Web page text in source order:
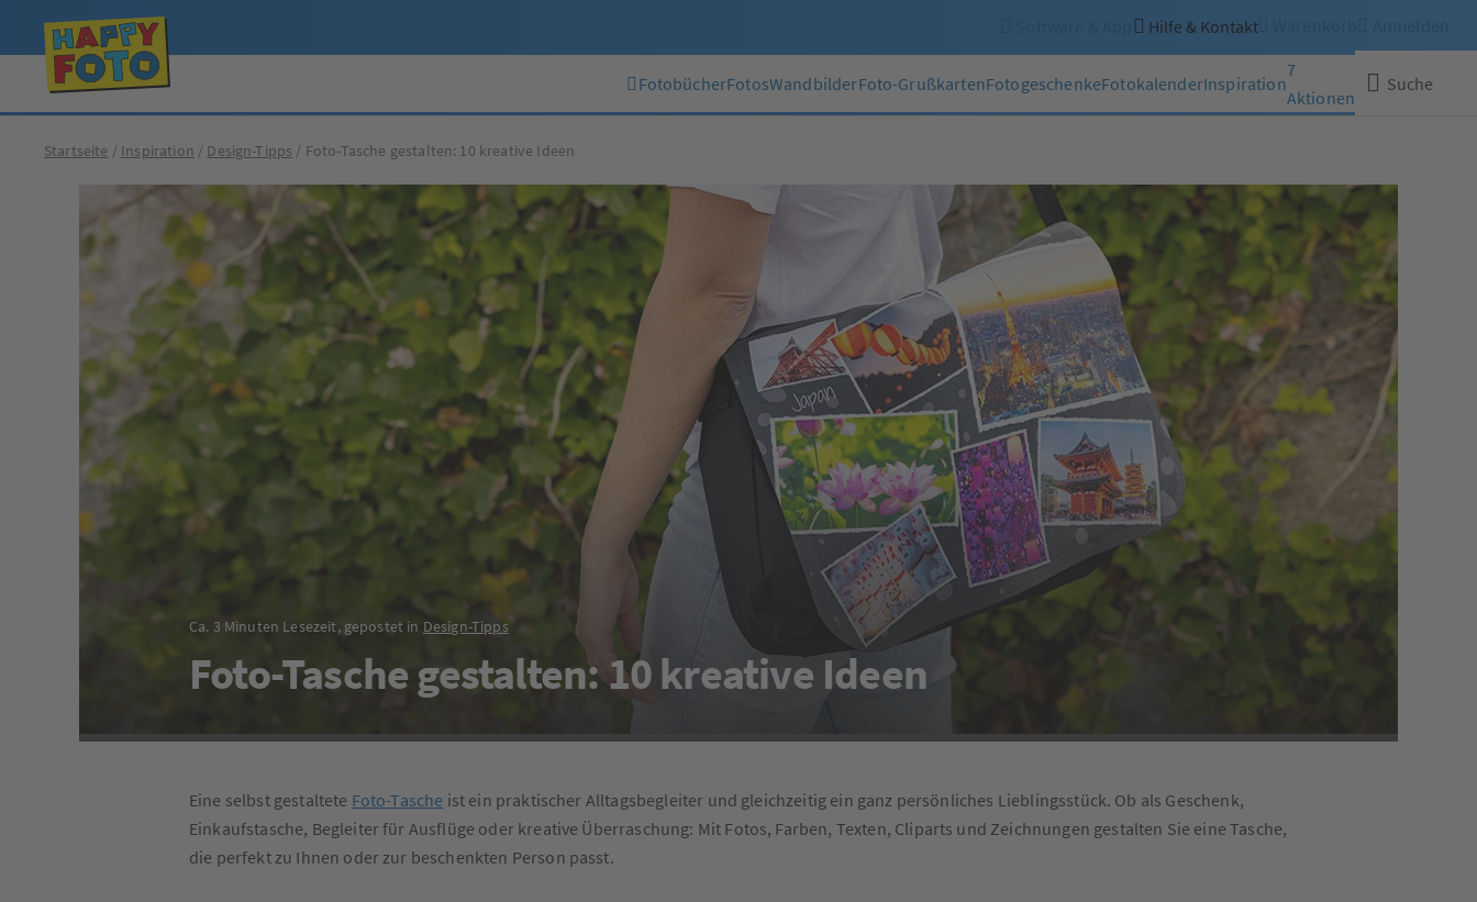
Hilfe & Kontakt
FotobücherFotosWandbilderFoto-GrußkartenFotogeschenkeFotokalenderInspiration
7
Aktionen
Suche
Startseite
Inspiration Design-Tipps Foto-Tasche gestalten: 10 kreative Ideen
Ca. 3 Minuten Lesezeit, gepostet in Design-Tipps
Foto-Tasche gestalten: 10 kreative Ideen
Eine selbst gestaltete Foto-Tasche ist ein praktischer Alltagsbegleiter und gleichzeitig ein ganz persönliches Lieblingsstück. Ob als Geschenk,
Einkaufstasche, Begleiter für Ausflüge oder kreative Überraschung: Mit Fotos, Farben, Texten, Cliparts und Zeichnungen gestalten Sie eine Tasche,
die perfekt zu Ihnen oder zur beschenkten Person passt.